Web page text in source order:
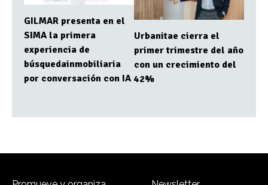
GILMAR presenta en el
SIMA la primera
experiencia de
búsquedainmobiliaria
por conversación con IA
Urbanitae cierra el
primer trimestre del año
con un crecimiento del
42%